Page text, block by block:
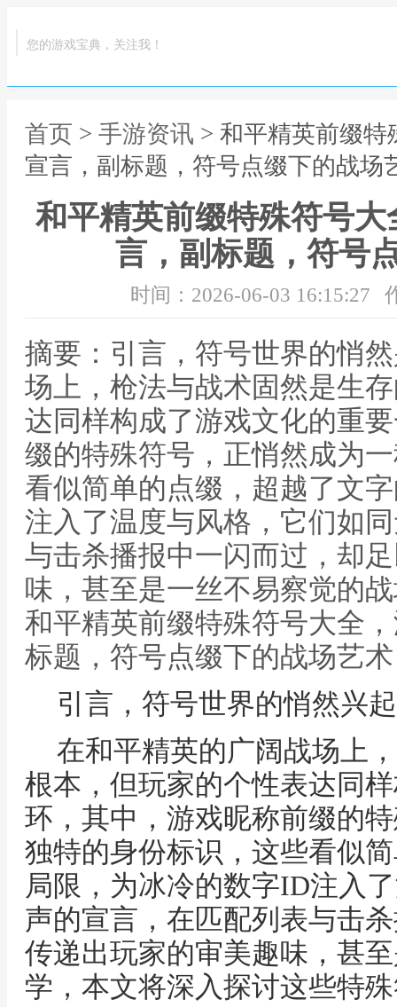
您的游戏宝典，关注我！
首页 > 手游资讯 > 和平精英前缀
宣言，副标题，符号点缀下的战场
和平精英前缀特殊符号
言，副标题，符号
时间：2026-06-03 16:15:27
摘要：引言，符号世界的悄
场上，枪法与战术固然是生
达同样构成了游戏文化的重
缀的特殊符号，正悄然成为
看似简单的点缀，超越了文
注入了温度与风格，它们如
与击杀播报中一闪而过，却
味，甚至是一丝不易察觉的
和平精英前缀特殊符号大全
标题，符号点缀下的战场艺术
引言，符号世界的悄然兴起
在和平精英的广阔战场上
根本，但玩家的个性表达同
环，其中，游戏昵称前缀的
独特的身份标识，这些看似
局限，为冰冷的数字ID注入
声的宣言，在匹配列表与击
传递出玩家的审美趣味，甚
学，本文将深入探讨这些特